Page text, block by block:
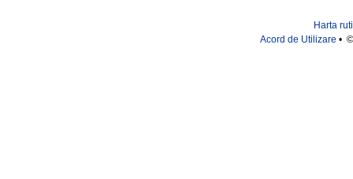
Harta
Acord de Utilizare •